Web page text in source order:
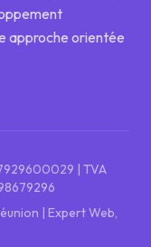
approche orientée
| TVA
| ExpertWeb,